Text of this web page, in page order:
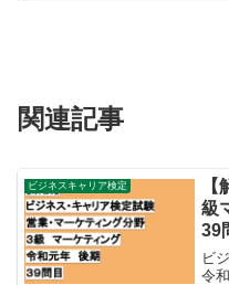
関連記事
ビジネスキャリア検定
級
39
ビ
令